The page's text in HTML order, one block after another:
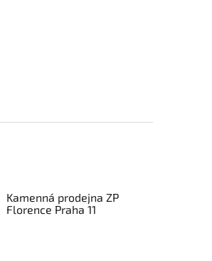
Kamenná prodejna ZP
Florence Praha 11